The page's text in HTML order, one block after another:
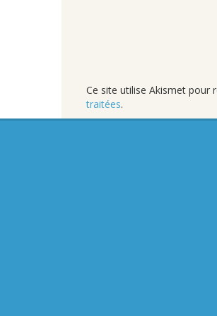
Ce site utilise Akismet pour
traitées.